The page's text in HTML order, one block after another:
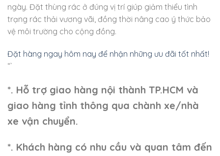
ngày. Đặt thùng rác ở đúng vị trí giúp giảm thiểu tình
trạng rác thải vương vãi, đồng thời nâng cao ý thức bảo
vệ môi trường cho cộng đồng.
Đặt hàng ngay hôm nay để nhận những ưu đãi tốt nhất!
“`
*. Hỗ trợ giao hàng nội thành TP.HCM và
giao hàng tỉnh thông qua chành xe/nhà
xe vận chuyển.
*. Khách hàng có nhu cầu và quan tâm đến